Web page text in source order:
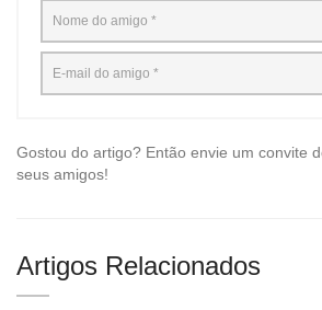
Gostou do artigo? Então envie um convite
seus amigos!
Artigos Relacionados